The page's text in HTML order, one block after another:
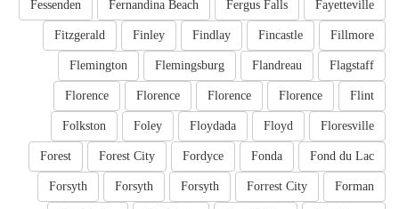
Fayetteville
Fergus Falls
Fernandina Beach
Fessenden
Fillmore
Fincastle
Findlay
Finley
Fitzgerald
Flagstaff
Flandreau
Flemingsburg
Flemington
Flint
Florence
Florence
Florence
Florence
Floresville
Floyd
Floydada
Foley
Folkston
Fond du Lac
Fonda
Fordyce
Forest City
Forest
Forman
Forrest City
Forsyth
Forsyth
Forsyth